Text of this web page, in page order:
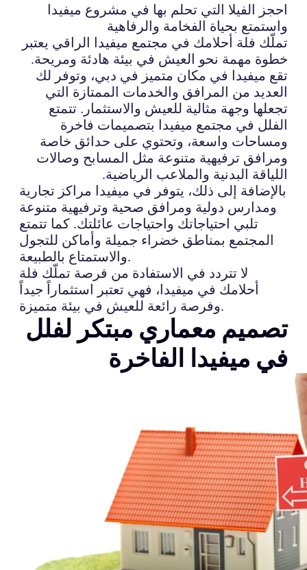
احجز الفيلا التي تحلم بها في مشروع ميفيدا
واستمتع بحياة الفخامة والرفاهية
تملّك فلة أحلامك في مجتمع ميفيدا الراقي يعتبر
خطوة مهمة نحو العيش في بيئة هادئة ومريحة.
تقع ميفيدا في مكان متميز في دبي، وتوفر لك
العديد من المرافق والخدمات الممتازة التي
تجعلها وجهة مثالية للعيش والاستثمار. تتمتع
الفلل في مجتمع ميفيدا بتصميمات فاخرة
ومساحات واسعة، وتحتوي على حدائق خاصة
ومرافق ترفيهية متنوعة مثل المسابح وصالات
اللياقة البدنية والملاعب الرياضية.
بالإضافة إلى ذلك، يتوفر في ميفيدا مراكز تجارية
ومدارس دولية ومرافق صحية وترفيهية متنوعة
تلبي احتياجاتك واحتياجات عائلتك. كما تتمتع
المجتمع بمناطق خضراء جميلة وأماكن للتجول
والاستمتاع بالطبيعة.
لا تتردد في الاستفادة من فرصة تملّك فلة
أحلامك في ميفيدا، فهي تعتبر استثماراً جيداً
وفرصة رائعة للعيش في بيئة متميزة.
تصميم معماري مبتكر لفلل
في ميفيدا الفاخرة